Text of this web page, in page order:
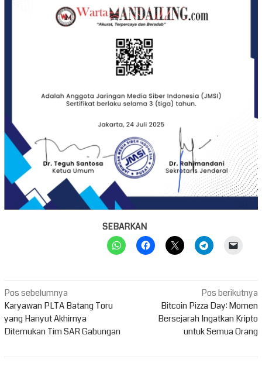
SEBARKAN
Navigasi
pos
Pos sebelumnya
Karyawan PLTA Batang Toru
yang Hanyut Akhirnya
Ditemukan Tim SAR Gabungan
Pos berikutnya
Bitcoin Pizza Day: Momen
Bersejarah Ingatkan Kripto
untuk Semua Orang